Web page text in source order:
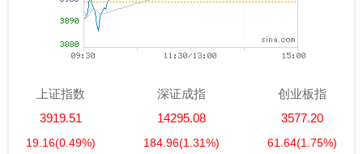
上证指数
3919.51
19.16(0.49%)
深证成指
14295.08
184.96(1.31%)
创业板指
3577.20
61.64(1.75%)